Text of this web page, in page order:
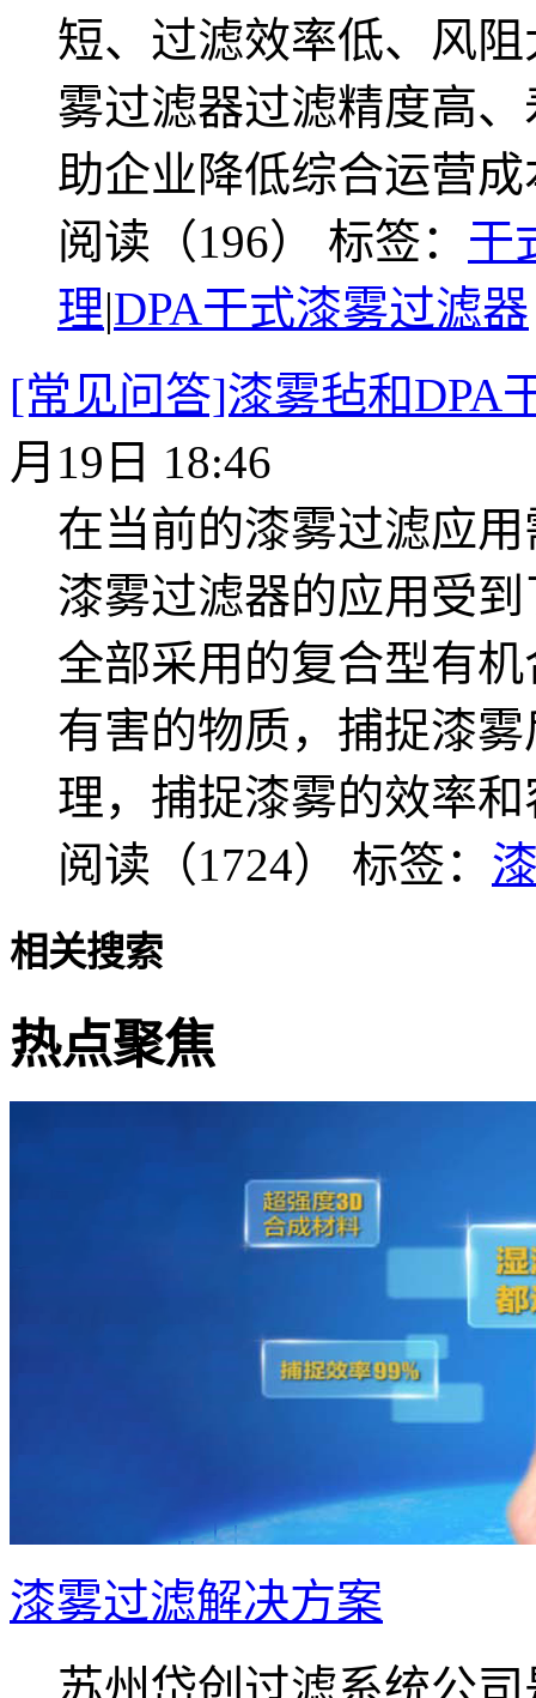
短、过滤效率低、风
雾过滤器过滤精度高
助企业降低综合运营
阅读（196） 标签： 干
理|DPA干式漆雾过滤器
[常见问答]漆雾毡和DPA
月19日 18:46
在当前的漆雾过滤应
漆雾过滤器的应用受
全部采用的复合型有
有害的物质，捕捉漆
理，捕捉漆雾的效率
阅读（1724） 标签：
相关搜索
热点聚焦
漆雾过滤解决方案